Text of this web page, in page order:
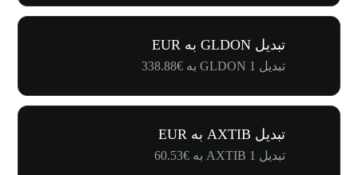
تبدیل GLDON به EUR
تبدیل 1 GLDON به €338.88
تبدیل AXTIB به EUR
تبدیل 1 AXTIB به €60.53